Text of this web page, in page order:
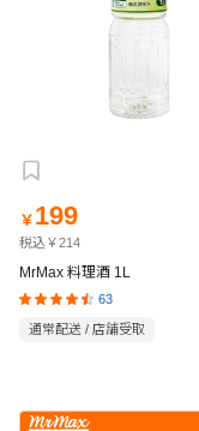
￥ 199
税込￥214
MrMax 料理酒 1L
63
通常配送 / 店舗受取